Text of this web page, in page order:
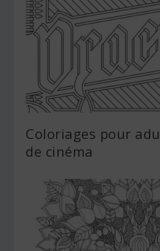
Coloriages pour
de cinéma